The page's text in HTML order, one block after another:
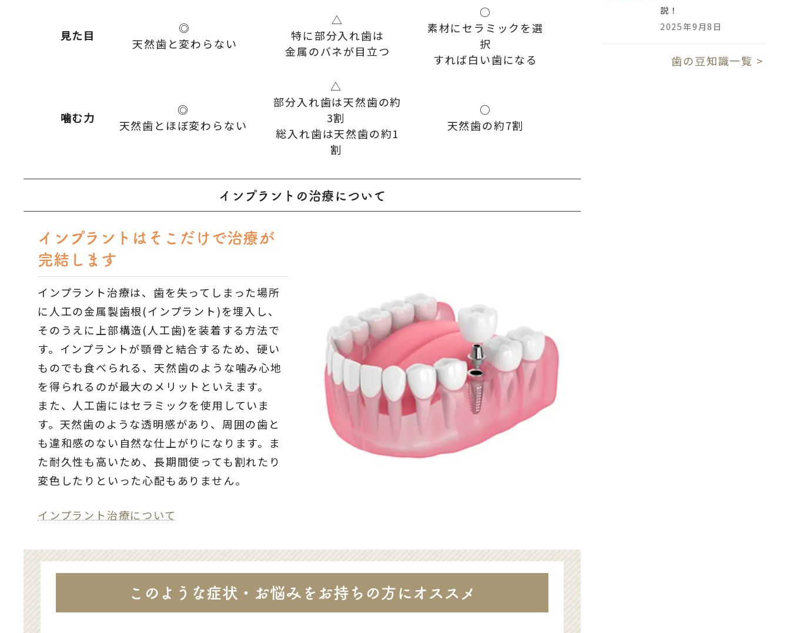
見た目
◎
天然歯と変わらない
△
特に部分入れ歯は
金属のバネが目立つ
○
素材にセラミックを選
択
すれば白い歯になる
噛む力
◎
天然歯とほぼ変わらない
△
部分入れ歯は天然歯の約
3割
総入れ歯は天然歯の約1
割
○
天然歯の約7割
インプラントの治療について
インプラントはそこだけで治療が
完結します
インプラント治療は、歯を失ってしまった場所
に人工の金属製歯根(インプラント)を埋入し、
そのうえに上部構造(人工歯)を装着する方法で
す。インプラントが顎骨と結合するため、硬い
ものでも食べられる、天然歯のような噛み心地
を得られるのが最大のメリットといえます。
また、人工歯にはセラミックを使用していま
す。天然歯のような透明感があり、周囲の歯と
も違和感のない自然な仕上がりになります。ま
た耐久性も高いため、長期間使っても割れたり
変色したりといった心配もありません。
インプラント治療について
このような症状・お悩みをお持ちの方にオススメ
説！
2025年9月8日
歯の豆知識一覧 >